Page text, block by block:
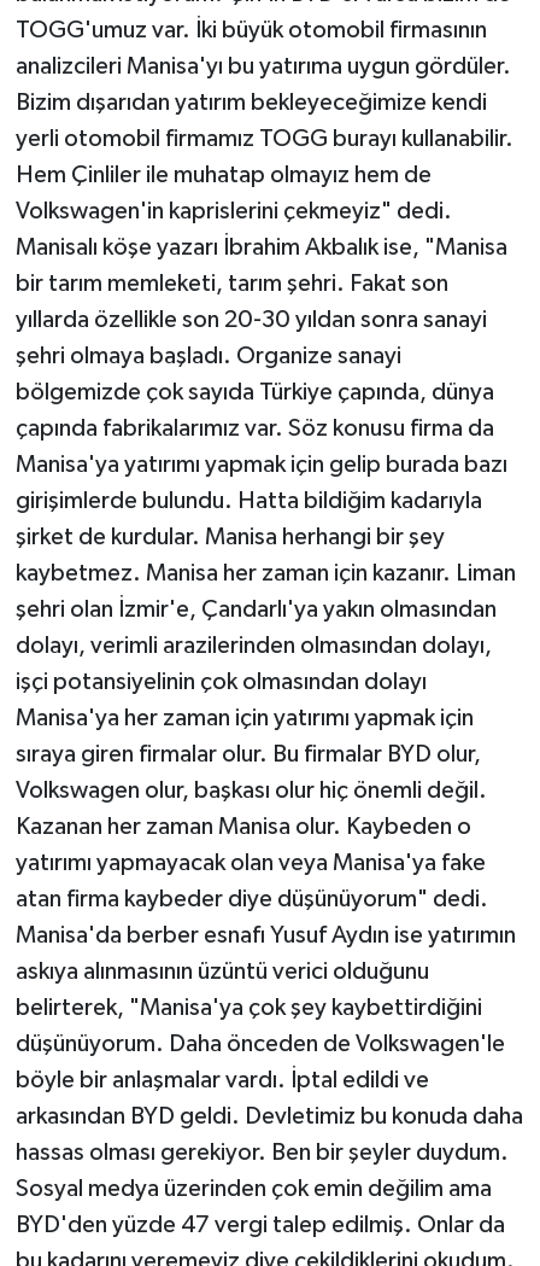
TOGG'umuz var. İki büyük otomobil firmasının
analizcileri Manisa'yı bu yatırıma uygun gördüler.
Bizim dışarıdan yatırım bekleyeceğimize kendi
yerli otomobil firmamız TOGG burayı kullanabilir.
Hem Çinliler ile muhatap olmayız hem de
Volkswagen'in kaprislerini çekmeyiz" dedi.
Manisalı köşe yazarı İbrahim Akbalık ise, "Manisa
bir tarım memleketi, tarım şehri. Fakat son
yıllarda özellikle son 20-30 yıldan sonra sanayi
şehri olmaya başladı. Organize sanayi
bölgemizde çok sayıda Türkiye çapında, dünya
çapında fabrikalarımız var. Söz konusu firma da
Manisa'ya yatırımı yapmak için gelip burada bazı
girişimlerde bulundu. Hatta bildiğim kadarıyla
şirket de kurdular. Manisa herhangi bir şey
kaybetmez. Manisa her zaman için kazanır. Liman
şehri olan İzmir'e, Çandarlı'ya yakın olmasından
dolayı, verimli arazilerinden olmasından dolayı,
işçi potansiyelinin çok olmasından dolayı
Manisa'ya her zaman için yatırımı yapmak için
sıraya giren firmalar olur. Bu firmalar BYD olur,
Volkswagen olur, başkası olur hiç önemli değil.
Kazanan her zaman Manisa olur. Kaybeden o
yatırımı yapmayacak olan veya Manisa'ya fake
atan firma kaybeder diye düşünüyorum" dedi.
Manisa'da berber esnafı Yusuf Aydın ise yatırımın
askıya alınmasının üzüntü verici olduğunu
belirterek, "Manisa'ya çok şey kaybettirdiğini
düşünüyorum. Daha önceden de Volkswagen'le
böyle bir anlaşmalar vardı. İptal edildi ve
arkasından BYD geldi. Devletimiz bu konuda daha
hassas olması gerekiyor. Ben bir şeyler duydum.
Sosyal medya üzerinden çok emin değilim ama
BYD'den yüzde 47 vergi talep edilmiş. Onlar da
bu kadarını veremeyiz diye çekildiklerini okudum.